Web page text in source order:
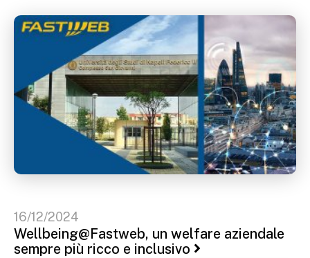
16/12/2024
Wellbeing@Fastweb, un welfare aziendale
sempre più ricco e inclusivo